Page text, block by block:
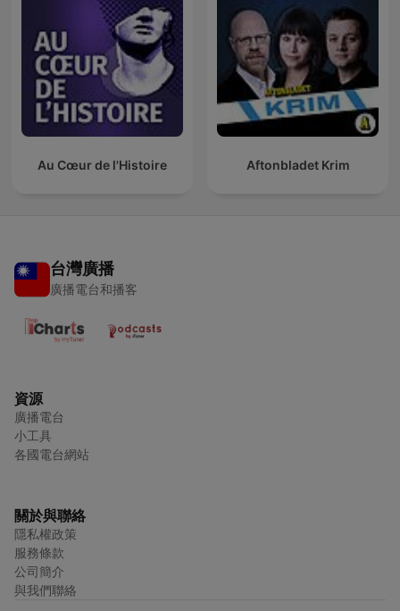
Au Cœur de l'Histoire Aftonbladet Krim
台灣廣播
廣播電台和播客
資源
廣播電台
小工具
各國電台網站
關於與聯絡
隱私權政策
服務條款
公司簡介
與我們聯絡